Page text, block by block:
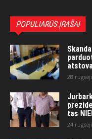
POPULIARŪS ĮRAŠAI
28
tas
24